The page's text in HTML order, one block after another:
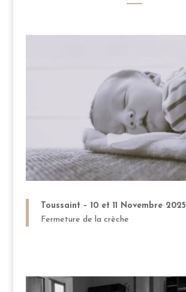
Toussaint – 10 et 11 Novembre 2025
Fermeture de la crèche